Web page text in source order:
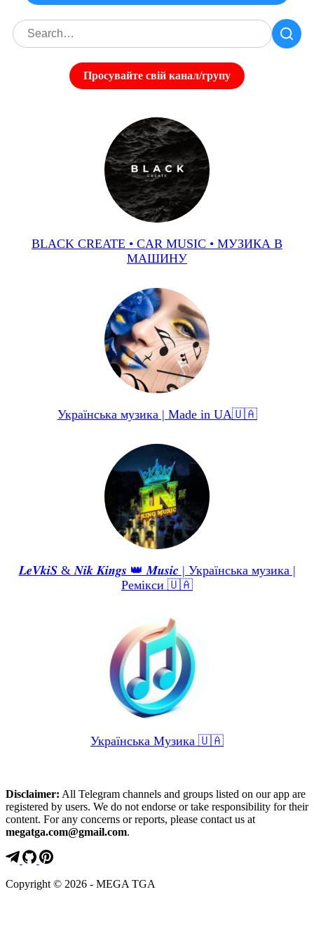
Просувайте свій канал/групу
BLACK CREATE • CAR MUSIC • МУЗИКА В
МАШИНУ
Українська музика | Made in UA🇺🇦
𝑳𝒆𝑽𝒌𝒊𝑺 & 𝑵𝒊𝒌 𝑲𝒊𝒏𝒈𝒔 👑 𝑴𝒖𝒔𝒊𝒄 | Українська музика |
Ремікси 🇺🇦
Українська Музика 🇺🇦
Disclaimer: All Telegram channels and groups listed on our app are
registered by users. We do not endorse or take responsibility for their
content. For any concerns or reports, please contact us at
megatga.com@gmail.com.
Copyright © 2026 - MEGA TGA